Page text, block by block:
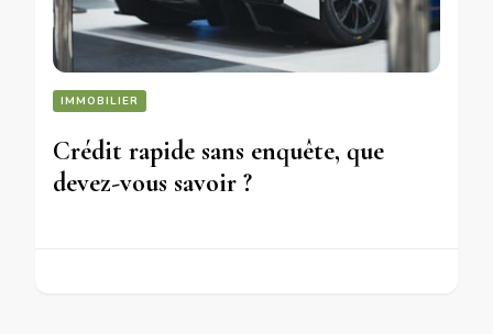
IMMOBILIER
Crédit rapide sans enquête, que
devez-vous savoir ?